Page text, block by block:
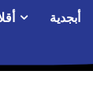
أبجدية